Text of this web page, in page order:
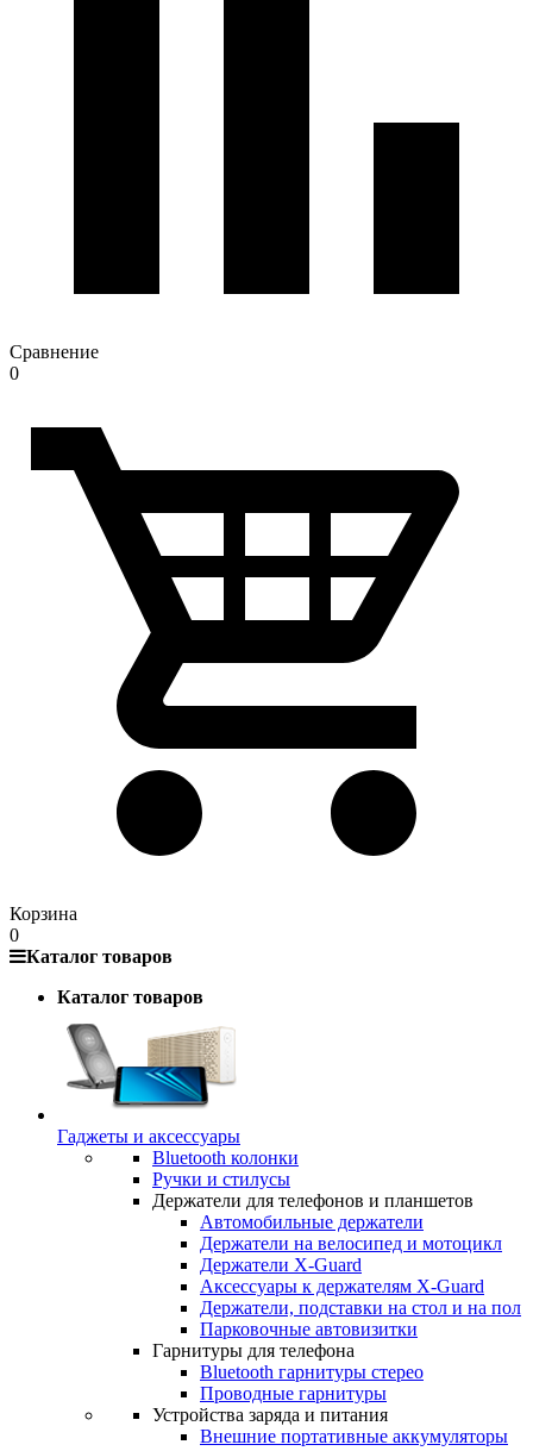
Сравнение
0
Корзина
0
Каталог товаров
Каталог товаров
Гаджеты и аксессуары
Bluetooth колонки
Ручки и стилусы
Держатели для телефонов и планшетов
Автомобильные держатели
Держатели на велосипед и мотоцикл
Держатели X-Guard
Аксессуары к держателям X-Guard
Держатели, подставки на стол и на пол
Парковочные автовизитки
Гарнитуры для телефона
Bluetooth гарнитуры стерео
Проводные гарнитуры
Устройства заряда и питания
Внешние портативные аккумуляторы